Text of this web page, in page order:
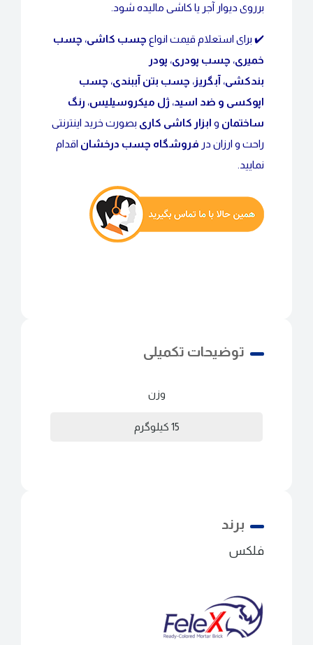
برروی دیوار آجر یا کاشی مالیده شود.
✔️ برای استعلام قیمت انواع چسب کاشی، چسب
خمیری، چسب پودری، پودر
بندکشی، آبگریز، چسب بتن آببندی، چسب
اپوکسی و ضد اسید، ژل میکروسیلیس، رنگ
ساختمان و ابزار کاشی کاری بصورت خرید اینترنتی
راحت و ارزان در فروشگاه چسب درخشان اقدام
نمایید.
توضیحات تکمیلی
وزن
15 کیلوگرم
برند
فلکس